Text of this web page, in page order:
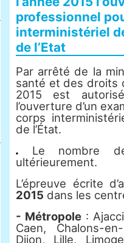
professionnel
interministériel
de l’Etat
Par arrêté de la
santé et des droits
2015 est
l’ouverture d’un
corps
de l’État.
Le nombre
ultérieurement.
L’épreuve écrite
2015 dans les
- Métropole :
Caen, Chalons-
Dijon, Lille,